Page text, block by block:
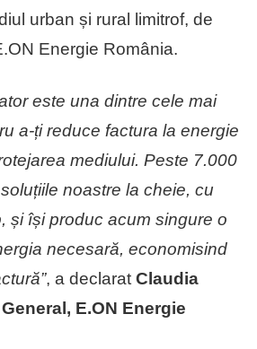
urban și rural limitrof, de
Energie România.
este una dintre cele mai
a-ți reduce factura la energie
mediului. Peste 7.000
noastre la cheie, cu
și își produc acum singure o
necesară, economisind
, a declarat Claudia
E.ON Energie